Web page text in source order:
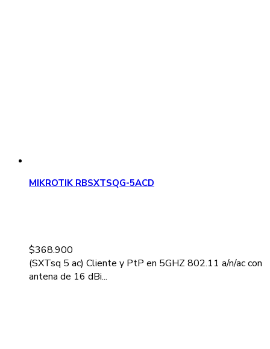
MIKROTIK RBSXTSQG-5ACD
$368.900
(SXTsq 5 ac) Cliente y PtP en 5GHZ 802.11 a/n/ac con
antena de 16 dBi...